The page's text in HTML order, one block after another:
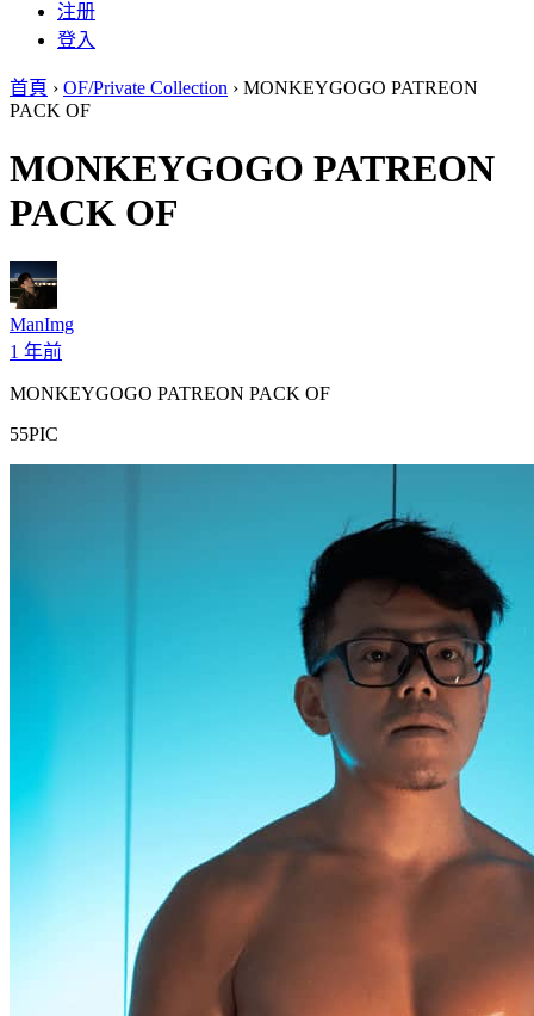
注册
登入
首頁 › OF/Private Collection › MONKEYGOGO PATREON
PACK OF
MONKEYGOGO PATREON
PACK OF
ManImg
1 年前
MONKEYGOGO PATREON PACK OF
55PIC